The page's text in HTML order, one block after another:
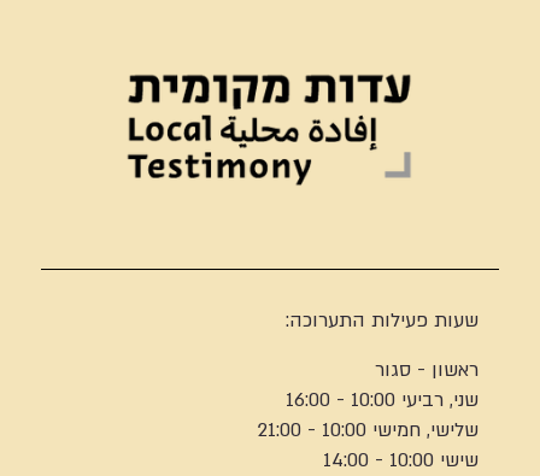
שעות פעילות התערוכה:
ראשון - סגור
שני, רביעי 10:00 - 16:00
שלישי, חמישי 10:00 - 21:00
שישי 10:00 - 14:00